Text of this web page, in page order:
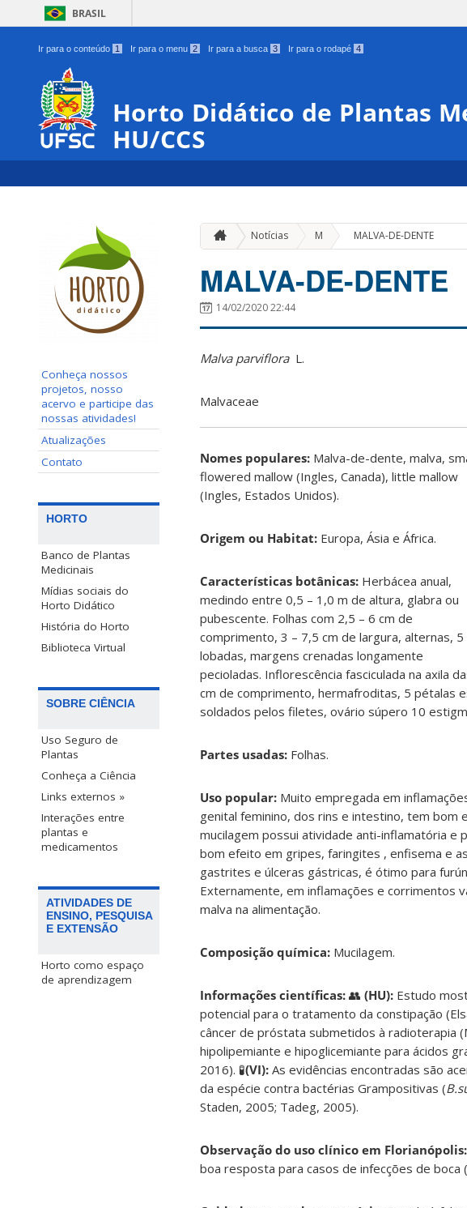
BRASIL
Ir para o conteúdo 1 Ir para o menu 2 Ir para a busca 3 Ir para o rodapé 4
Horto Didático de Plantas
HU/CCS
Conheça nossos
projetos, nosso
acervo e participe das
nossas atividades!
Atualizações
Contato
HORTO
Banco de Plantas
Medicinais
Mídias sociais do
Horto Didático
História do Horto
Biblioteca Virtual
SOBRE CIÊNCIA
Uso Seguro de
Plantas
Conheça a Ciência
Links externos »
Interações entre
plantas e
medicamentos
ATIVIDADES DE
ENSINO, PESQUISA
E EXTENSÃO
Horto como espaço
de aprendizagem
Notícias M » MALVA-DE-DENTE
MALVA-DE-DENTE
14/02/2020 22:44
Malva parvifloraL.
Malvaceae
Nomes populares: Malva-de-dente, malva,
flowered mallow (Ingles, Canada), little mallow
(Ingles, Estados Unidos).
Origem ou Habitat: Europa, Ásia e África.
Características botânicas: Herbácea anual,
medindo entre 0,5 – 1,0 m de altura, glabra ou
pubescente. Folhas com 2,5 – 6 cm de
comprimento, 3 – 7,5 cm de largura, alternas, 5
lobadas, margens crenadas longamente
pecioladas. Inflorescência fasciculada na axila
cm de comprimento, hermafroditas, 5 pétalas
soldados pelos filetes, ovário súpero 10
Partes usadas: Folhas.
Uso popular: Muito empregada em
genital feminino, dos rins e intestino, tem
mucilagem possui atividade anti-inflamatória
bom efeito em gripes, faringites , enfisema e
gastrites e úlceras gástricas, é ótimo para
Externamente, em inflamações e corrimentos
malva na alimentação.
Composição química: Mucilagem.
Informações científicas: 👥 (HU): Estudo
potencial para o tratamento da constipação
câncer de próstata submetidos à radioterapia
hipolipemiante e hipoglicemiante para ácidos
2016). 🧪(VI): As evidências encontradas são
da espécie contra bactérias Grampositivas (
Staden, 2005; Tadeg, 2005).
Observação do uso clínico em Florianópolis:
boa resposta para casos de infecções de